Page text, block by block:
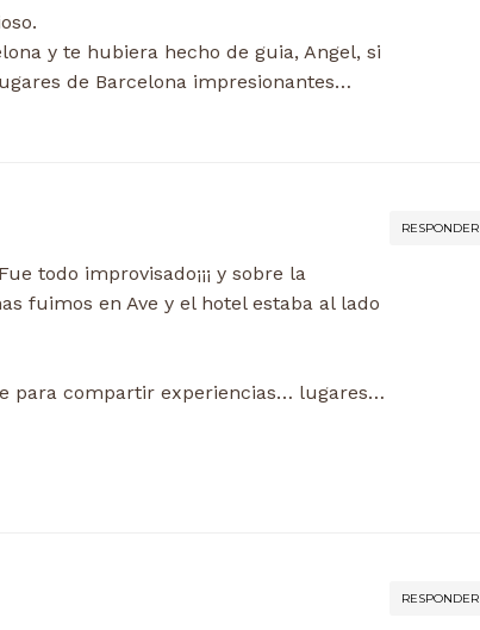
y te hubiera hecho de guia, Angel, si
de Barcelona impresionantes…
RESPONDER
todo improvisado¡¡¡ y sobre la
fuimos en Ave y el hotel estaba al lado
para compartir experiencias… lugares…
RESPONDER